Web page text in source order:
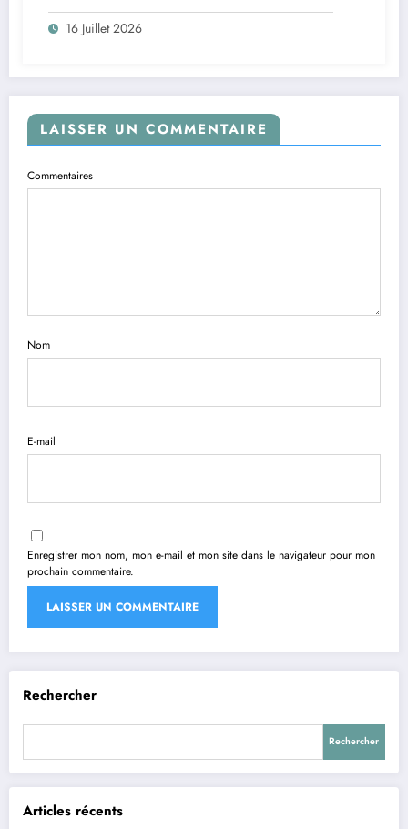
16 Juillet 2026
LAISSER UN COMMENTAIRE
Commentaires
Nom
E-mail
Enregistrer mon nom, mon e-mail et mon site dans le navigateur pour mon
prochain commentaire.
Rechercher
Rechercher
Articles récents